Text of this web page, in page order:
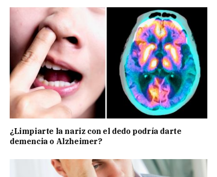
¿Limpiarte la nariz con el dedo podría darte
demencia o Alzheimer?